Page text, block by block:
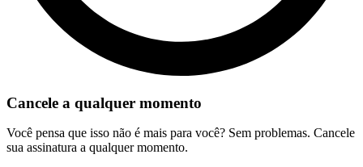
Cancele a qualquer momento
Você pensa que isso não é mais para você? Sem problemas. Cancele
sua assinatura a qualquer momento.